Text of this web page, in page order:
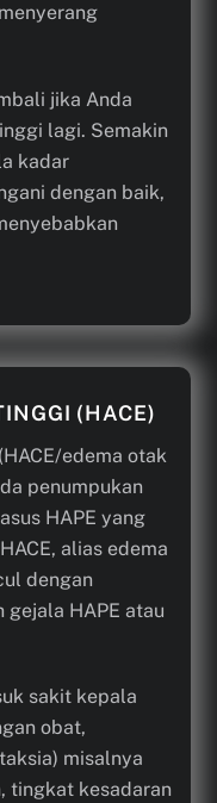
jika Anda
lagi. Semakin
kadar
dengan baik,
(HACE)
edema otak
penumpukan
HAPE yang
alias edema
dengan
HAPE atau
sakit kepala
obat,
misalnya
tingkat kesadaran